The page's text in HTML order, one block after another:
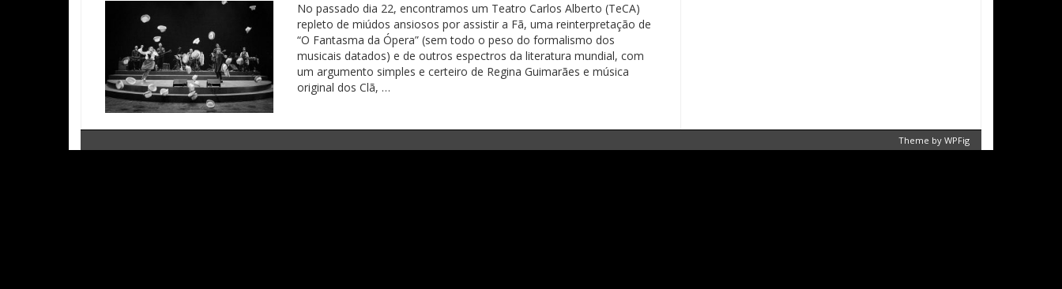
No passado dia 22, encontramos um Teatro Carlos Alberto (TeCA)
repleto de miúdos ansiosos por assistir a Fã, uma reinterpretação de
“O Fantasma da Ópera” (sem todo o peso do formalismo dos
musicais datados) e de outros espectros da literatura mundial, com
um argumento simples e certeiro de Regina Guimarães e música
original dos Clã, …
Theme by WPFig